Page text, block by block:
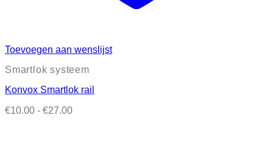
Toevoegen aan wenslijst
Smartlok systeem
Konvox Smartlok rail
€10.00 - €27.00Prijsklasse: